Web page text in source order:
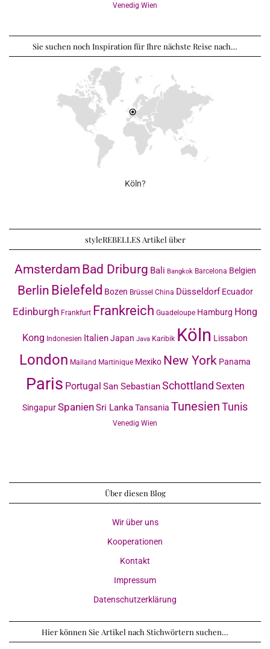
Venedig Wien
Sie suchen noch Inspiration für Ihre nächste Reise nach…
Köln?
styleREBELLES Artikel über
Amsterdam Bad Driburg Bali Bangkok Barcelona Belgien
Berlin Bielefeld Bozen Brüssel China Düsseldorf Ecuador
Edinburgh Frankfurt Frankreich Guadeloupe Hamburg Hong
Kong Indonesien ItalienJapan Java Karibik Köln Lissabon
London Mailand Martinique Mexiko New York Panama
Paris Portugal San SebastianSchottland Sexten
SingapurSpanienSri Lanka Tansania TunesienTunis
Venedig Wien
Über diesen Blog
Wir über uns
Kooperationen
Kontakt
Impressum
Datenschutzerklärung
Hier können Sie Artikel nach Stichwörtern suchen…